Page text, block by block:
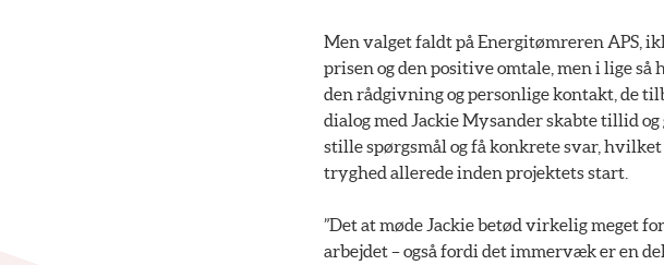
Men valget faldt på Energitømreren APS,
prisen og den positive omtale, men i lige så
den rådgivning og personlige kontakt, de
dialog med Jackie Mysander skabte tillid
stille spørgsmål og få konkrete svar,
tryghed allerede inden projektets start.
”Det at møde Jackie betød virkelig meget
arbejdet – også fordi det immervæk er en